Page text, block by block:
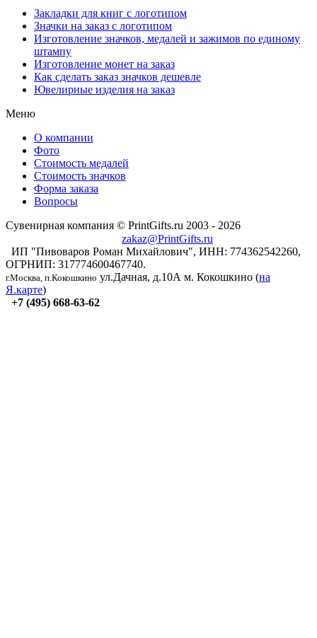
Закладки для книг с логотипом
Значки на заказ с логотипом
Изготовление значков, медалей и зажимов по единому
штампу
Изготовление монет на заказ
Как сделать заказ значков дешевле
Ювелирные изделия на заказ
Меню
О компании
Фото
Стоимость медалей
Стоимость значков
Форма заказа
Вопросы
Сувенирная компания © PrintGifts.ru 2003 - 2026
zakaz@PrintGifts.ru
ИП "Пивоваров Роман Михайлович", ИНН: 774362542260,
ОГРНИП: 317774600467740.
г.Москва, п.Кокошкино ул.Дачная, д.10А м. Кокошкино (на
Я.карте)
+7 (495) 668-63-62